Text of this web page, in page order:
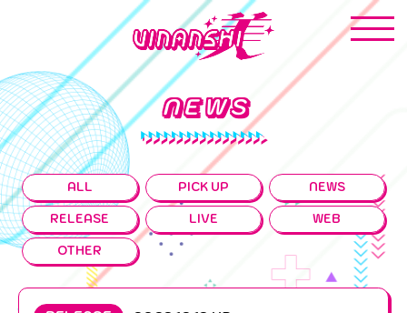
NEWS
ALL PICK UP NEWS
RELEASE LIVE WEB
OTHER